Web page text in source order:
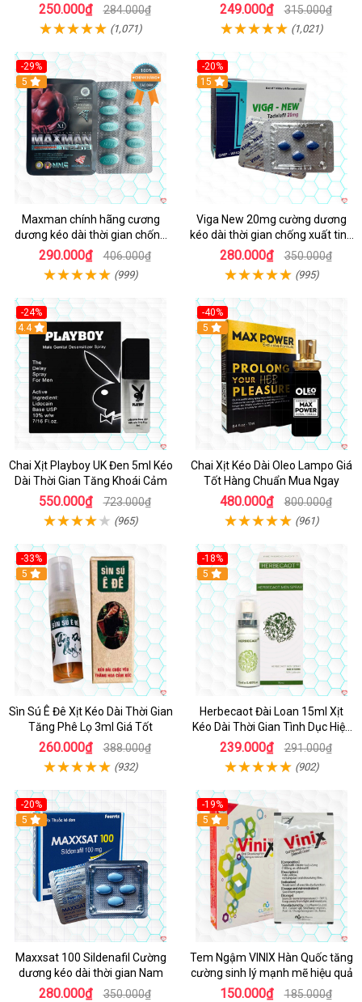
100 chống xts cương dương
250.000₫ 284.000₫
(1,071)
gian cho nam
249.000₫ 315.000₫
(1,021)
-29%
Hot
5
Maxman chính hãng cương
dương kéo dài thời gian chống
xuất tinh sớm hộp 10 viên
290.000₫ 406.000₫
(999)
-20%
15
Viga New 20mg cường dương
kéo dài thời gian chống xuất tinh
hộp 4 viên
280.000₫ 350.000₫
(995)
-24%
Hot
4.4
Chai Xịt Playboy UK Đen 5ml Kéo
Dài Thời Gian Tăng Khoái Cảm
550.000₫ 723.000₫
(965)
-40%
5
Chai Xịt Kéo Dài Oleo Lampo Giá
Tốt Hàng Chuẩn Mua Ngay
480.000₫ 800.000₫
(961)
-33%
5
Sìn Sú Ê Đê Xịt Kéo Dài Thời Gian
Tăng Phê Lọ 3ml Giá Tốt
260.000₫ 388.000₫
(932)
-18%
5
Herbecaot Đài Loan 15ml Xịt
Kéo Dài Thời Gian Tình Dục Hiệu
Quả
239.000₫ 291.000₫
(902)
-20%
5
Maxxsat 100 Sildenafil Cường
dương kéo dài thời gian Nam
280.000₫ 350.000₫
-19%
5
Tem Ngậm VINIX Hàn Quốc tăng
cường sinh lý mạnh mẽ hiệu quả
150.000₫ 185.000₫